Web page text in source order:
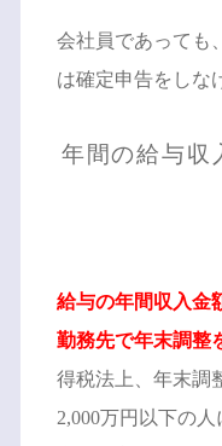
会社員であっても
は確定申告をしな
年間の給与収
給与の年間収入金
勤務先で年末調整
得税法上、年末調
2,000万円以下の